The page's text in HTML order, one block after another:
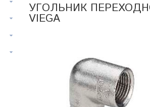
УГОЛЬНИК
VIEGA